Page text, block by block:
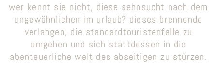
wer kennt sie nicht, diese sehnsucht nach dem
ungewöhnlichen im urlaub? dieses brennende
verlangen, die standardtouristenfalle zu
umgehen und sich stattdessen in die
abenteuerliche welt des abseitigen zu stürzen.